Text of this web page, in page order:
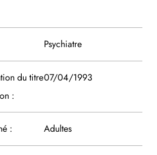
Psychiatre
du titre
:
07/04/1993
: Adultes